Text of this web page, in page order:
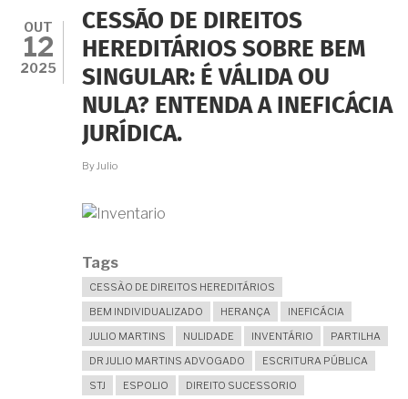
EM
REGULARIZAR
IMEDIATAMENTE
OS
BENS
DA
HERANÇA?
OUT
12
2025
CESSÃO DE DIREITOS
HEREDITÁRIOS SOBRE BEM
SINGULAR: É VÁLIDA OU
NULA? ENTENDA A INEFICÁCIA
JURÍDICA.
ByJulio
Tags
CESSÃO DE DIREITOS HEREDITÁRIOS
BEM INDIVIDUALIZADO
HERANÇA
INEFICÁCIA
JULIO MARTINS
NULIDADE INVENTÁRIO
PARTILHA
DR JULIO MARTINS ADVOGADO
ESCRITURA PÚBLICA
STJ
ESPOLIO DIREITO SUCESSORIO